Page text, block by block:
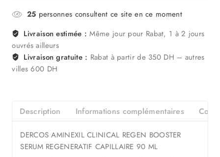
25 personnes consultent ce site en ce moment
Livraison estimée : Même jour pour Rabat, 1 à 2 jours
ouvrés ailleurs
Livraison gratuite : Rabat à partir de 350 DH – autres
villes 600 DH
Description Informations complémentaires
DERCOS AMINEXIL CLINICAL REGEN BOOSTER
SERUM REGENERATIF CAPILLAIRE 90 ML